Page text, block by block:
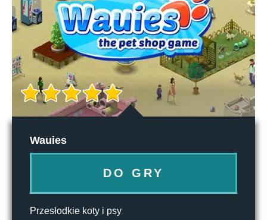
Wauies
DO GRY
Przesłodkie koty i psy